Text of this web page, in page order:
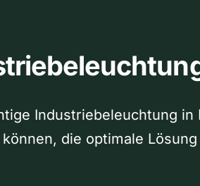
Industriebeleuchtung
die optimale